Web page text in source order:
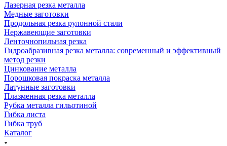
Лазерная резка металла
Медные заготовки
Продольная резка рулонной стали
Нержавеющие заготовки
Ленточнопильная резка
Гидроабразивная резка металла: современный и эффективный
метод резки
Цинкование металла
Порошковая покраска металла
Латунные заготовки
Плазменная резка металла
Рубка металла гильотиной
Гибка листа
Гибка труб
Каталог